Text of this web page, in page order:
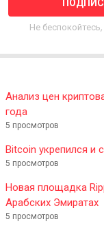
E
Не
Анализ цен
года
5 просмотров
Bitcoin укрепился и
5 просмотров
Новая площадка
Арабских Эмиратах
5 просмотров